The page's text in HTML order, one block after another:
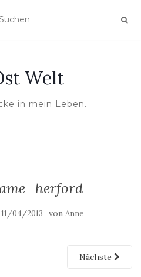
Welt
in mein Leben.
11/04/2013 von Anne
Nächste